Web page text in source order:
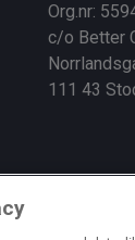
Org.nr:
c/o Better
111 43